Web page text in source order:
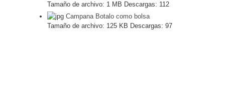
Tamaño de archivo: 1 MB Descargas: 112
Campana Botalo como bolsa
Tamaño de archivo: 125 KB Descargas: 97